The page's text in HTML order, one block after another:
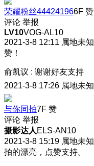
荣耀粉丝444241966F 赞
评论 举报
LV10VOG-AL10
2021-3-8 12:11 属地未知
赞！
俞凯议 : 谢谢好友支持
2021-3-8 17:26 属地未知
与你同拍7F 赞
评论 举报
摄影达人 ELS-AN10
2021-3-8 15:19 属地未知
拍的漂亮，点赞支持。